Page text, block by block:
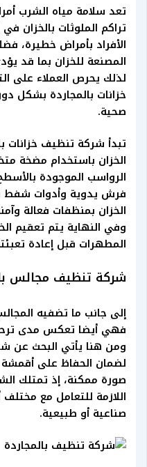
تعد سلامة مياه الشرب
تراكم الملوثات بالخزان
الأفراد بأمراض خطيرة،
المصنعة للخزان بما قد
لذلك يحرص العملاء على
خزانات بالمجاردة بشكل
صحية.
تبدأ شركة تنظيف خزانات
الخزان باستخدام مضخة
الرواسب الموجودة
فرش يدوية وأدوات شفط
الخزان بمنظفات فعالة
وفي النهاية يتم تعقيم
المطهرات قبل إعادة
شركة تنظيف مجالس
إلى جانب ما تضفيه
فهي أيضا تعكس مدى
ومن هنا يأتي البحث عن
لضمان الحفاظ على
صورة ممكنة، إذ تمتلك
اللازمة للتعامل مع
صناعية أو طبيعية.